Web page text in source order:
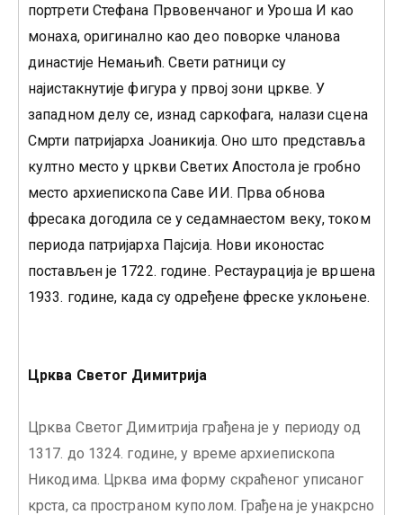
портрети Стефана Првовенчаног и Уроша И као
монаха, оригинално као део поворке чланова
династије Немањић. Свети ратници су
најистакнутије фигура у првој зони цркве. У
западном делу се, изнад саркофага, налази сцена
Смрти патријарха Јоаникија. Оно што представља
култно место у цркви Светих Апостола је гробно
место архиепископа Саве ИИ. Прва обнова
фресака догодила се у седамнаестом веку, током
периода патријарха Пајсија. Нови иконостас
постављен је 1722. године. Рестаурација је вршена
1933. године, када су одређене фреске уклоњене.
Црква Светог Димитрија
Црква Светог Димитрија грађена је у периоду од
1317. до 1324. године, у време архиепископа
Никодима. Црква има форму скраћеног уписаног
крста, са пространом куполом. Грађена је унакрсно